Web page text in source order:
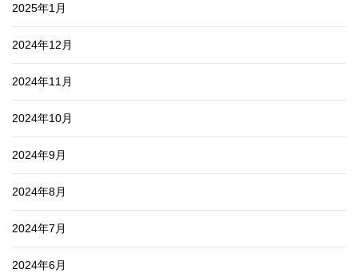
2025年1月
2024年12月
2024年11月
2024年10月
2024年9月
2024年8月
2024年7月
2024年6月